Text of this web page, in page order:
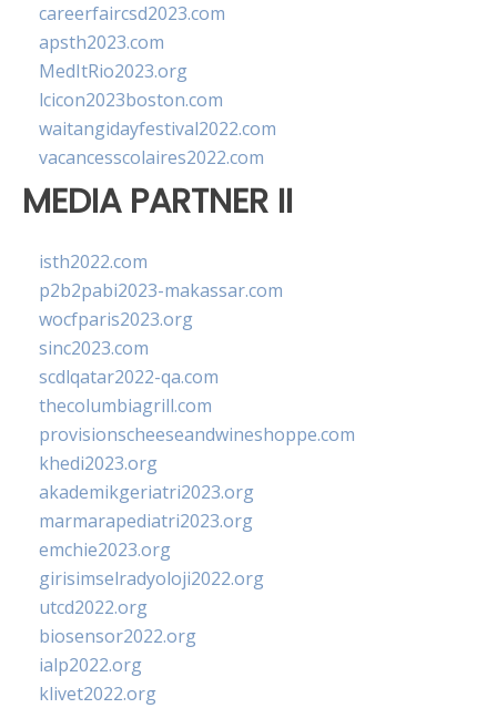
careerfaircsd2023.com
apsth2023.com
MedItRio2023.org
lcicon2023boston.com
waitangidayfestival2022.com
vacancesscolaires2022.com
MEDIA PARTNER II
isth2022.com
p2b2pabi2023-makassar.com
wocfparis2023.org
sinc2023.com
scdlqatar2022-qa.com
thecolumbiagrill.com
provisionscheeseandwineshoppe.com
khedi2023.org
akademikgeriatri2023.org
marmarapediatri2023.org
emchie2023.org
girisimselradyoloji2022.org
utcd2022.org
biosensor2022.org
ialp2022.org
klivet2022.org